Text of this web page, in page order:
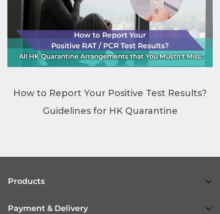
How to Report Your Positive Test Results?
Guidelines for HK Quarantine
Products
All Products
Payment & Delivery